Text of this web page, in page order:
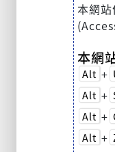
本網
本網
Alt +
Alt +
Alt +
Alt +